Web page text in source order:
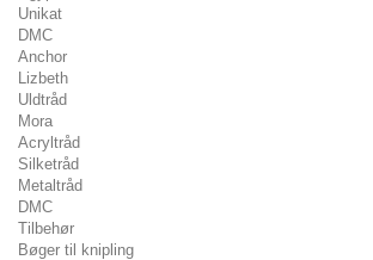
Unikat
DMC
Anchor
Lizbeth
Uldtråd
Mora
Acryltråd
Silketråd
Metaltråd
DMC
Tilbehør
Bøger til knipling